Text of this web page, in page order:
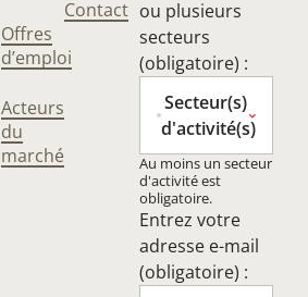
Offres
d’emploi
Acteurs
du
marché
Contact ou plusieurs
secteurs
(obligatoire) :
Secteur(s)
d'activité(s)
Au moins un secteur
d'activité est
obligatoire.
Entrez votre
adresse e-mail
(obligatoire) :